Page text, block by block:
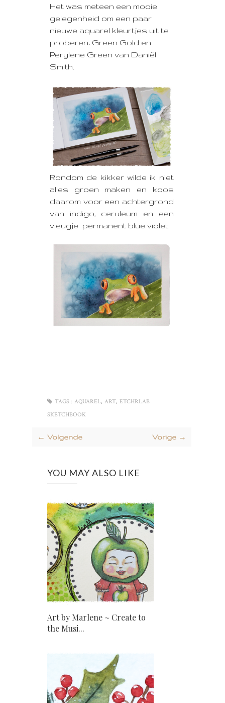
Het was meteen een mooie
gelegenheid om een paar
nieuwe aquarel kleurtjes uit te
proberen: Green Gold en
Perylene Green van Daniël
Smith.
Rondom de kikker wilde ik niet
alles groen maken en koos
daarom voor een achtergrond
van indigo, ceruleum en een
vleugje permanent blue violet.
TAGS : AQUAREL, ART, ETCHRLAB
SKETCHBOOK
← Volgende Vorige →
YOU MAY ALSO LIKE
Art by Marlene ~ Create to
the Musi...